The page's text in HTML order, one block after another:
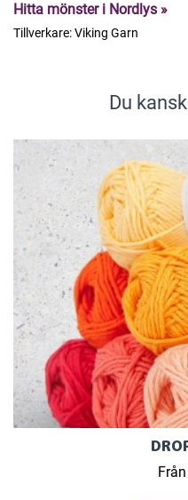
Hitta mönster i Nordlys »
Tillverkare:Viking Garn
Du